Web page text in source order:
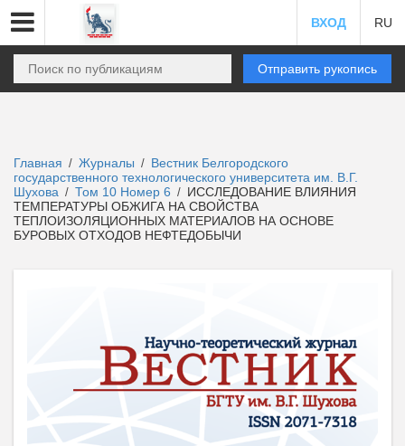
ВХОД RU
Отправить рукопись
Главная / Журналы / Вестник Белгородского
государственного технологического университета им. В.Г.
Шухова / Том 10 Номер 6 / ИССЛЕДОВАНИЕ ВЛИЯНИЯ
ТЕМПЕРАТУРЫ ОБЖИГА НА СВОЙСТВА
ТЕПЛОИЗОЛЯЦИОННЫХ МАТЕРИАЛОВ НА ОСНОВЕ
БУРОВЫХ ОТХОДОВ НЕФТЕДОБЫЧИ